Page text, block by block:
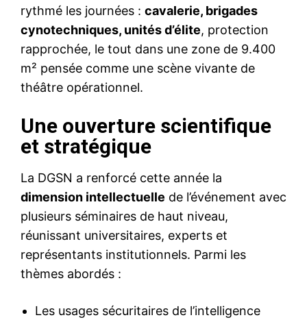
rythmé les journées : cavalerie, brigades
cynotechniques, unités d’élite, protection
rapprochée, le tout dans une zone de 9.400
m² pensée comme une scène vivante de
théâtre opérationnel.
Une ouverture scientifique
et stratégique
La DGSN a renforcé cette année la
dimension intellectuelle de l’événement avec
plusieurs séminaires de haut niveau,
réunissant universitaires, experts et
représentants institutionnels. Parmi les
thèmes abordés :
Les usages sécuritaires de l’intelligence